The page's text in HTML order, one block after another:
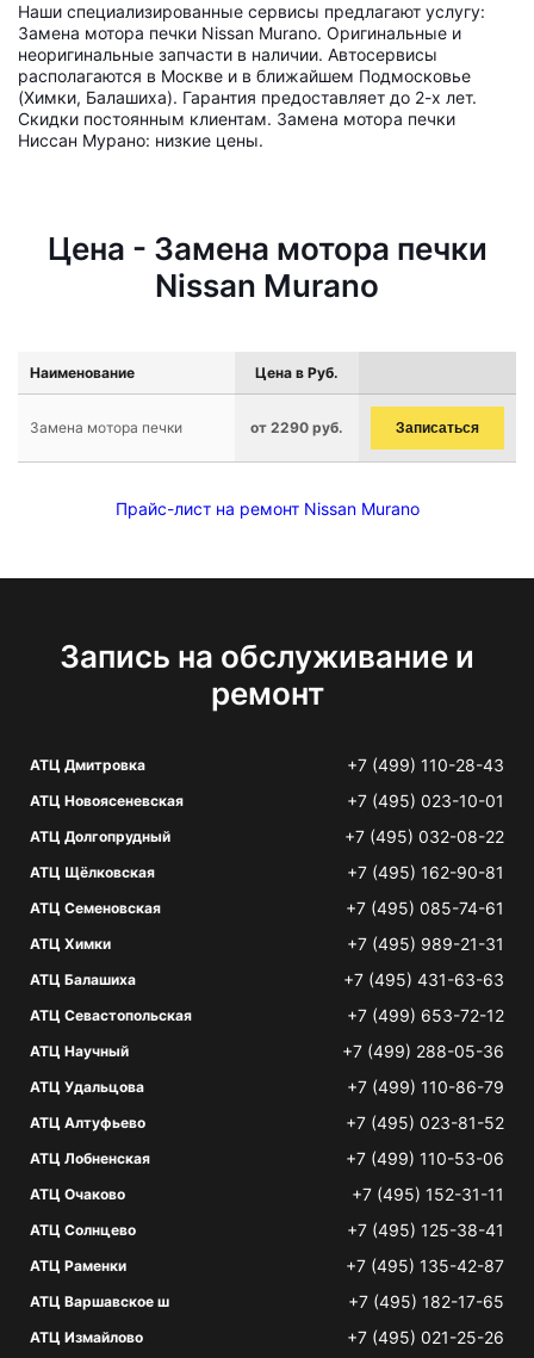
Наши специализированные сервисы предлагают услугу:
Замена мотора печки Nissan Murano. Оригинальные и
неоригинальные запчасти в наличии. Автосервисы
располагаются в Москве и в ближайшем Подмосковье
(Химки, Балашиха). Гарантия предоставляет до 2-х лет.
Скидки постоянным клиентам. Замена мотора печки
Ниссан Мурано: низкие цены.
Цена - Замена мотора печки
Nissan Murano
Наименование Цена в Руб.
Замена мотора печки от 2290 руб. Записаться
Прайс-лист на ремонт Nissan Murano
Запись на обслуживание и
ремонт
АТЦ Дмитровка +7 (499) 110-28-43
АТЦ Новоясеневская +7 (495) 023-10-01
АТЦ Долгопрудный +7 (495) 032-08-22
АТЦ Щёлковская +7 (495) 162-90-81
АТЦ Семеновская +7 (495) 085-74-61
АТЦ Химки +7 (495) 989-21-31
АТЦ Балашиха +7 (495) 431-63-63
АТЦ Севастопольская +7 (499) 653-72-12
АТЦ Научный +7 (499) 288-05-36
АТЦ Удальцова +7 (499) 110-86-79
АТЦ Алтуфьево +7 (495) 023-81-52
АТЦ Лобненская +7 (499) 110-53-06
АТЦ Очаково +7 (495) 152-31-11
АТЦ Солнцево +7 (495) 125-38-41
АТЦ Раменки +7 (495) 135-42-87
АТЦ Варшавское ш +7 (495) 182-17-65
АТЦ Измайлово +7 (495) 021-25-26